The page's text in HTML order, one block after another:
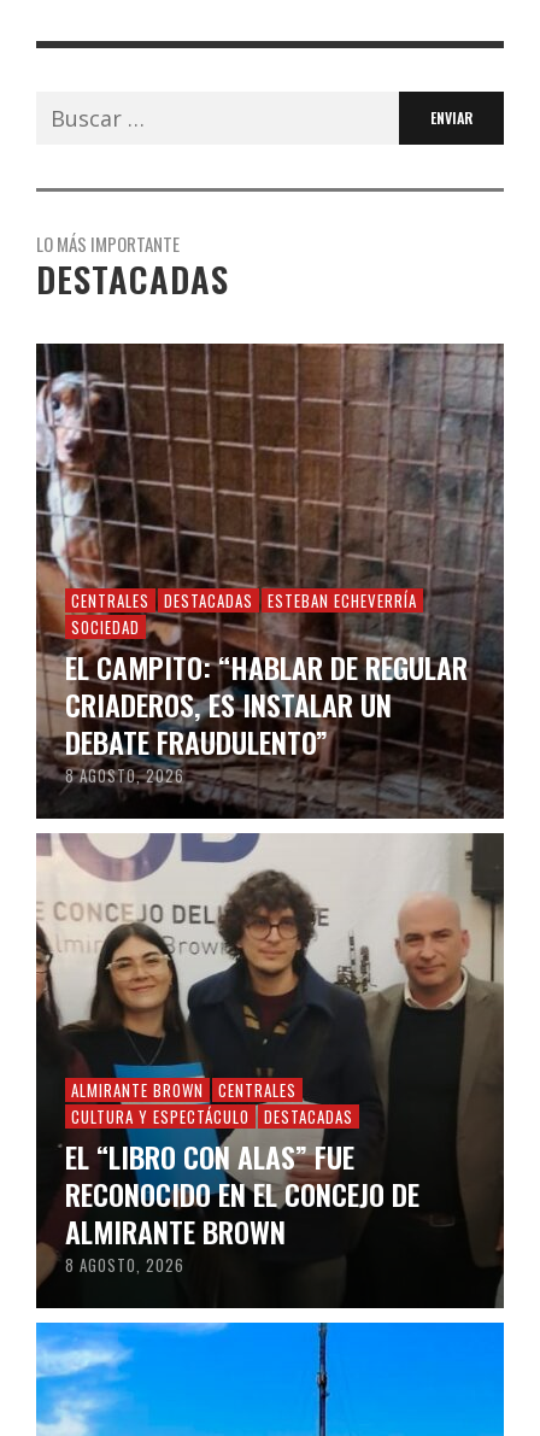
Buscar:
LO MÁS IMPORTANTE
DESTACADAS
CENTRALES DESTACADAS
ESTEBAN ECHEVERRÍA
SOCIEDAD
EL CAMPITO: “HABLAR DE REGULAR
CRIADEROS, ES INSTALAR UN
DEBATE FRAUDULENTO”
8 AGOSTO, 2026
ALMIRANTE BROWN
CENTRALES
CULTURA Y ESPECTÁCULO
DESTACADAS
EL “LIBRO CON ALAS” FUE
RECONOCIDO EN EL CONCEJO DE
ALMIRANTE BROWN
8 AGOSTO, 2026